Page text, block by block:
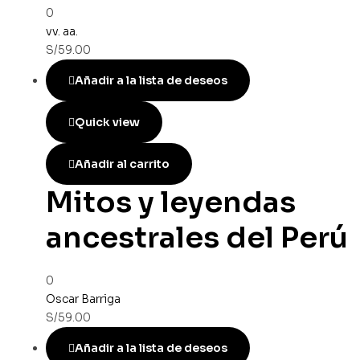
0
vv. aa.
S/59.00
Añadir a la lista de deseos
Quick view
Añadir al carrito
Mitos y leyendas
ancestrales del Perú
0
Oscar Barriga
S/59.00
Añadir a la lista de deseos